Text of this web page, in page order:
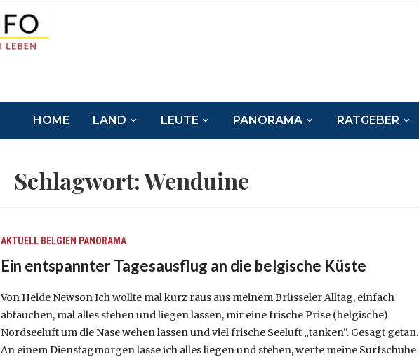
HOME LAND LEUTE PANORAMA RATGEBER
Schlagwort:Wenduine
AKTUELL BELGIEN PANORAMA
Ein entspannter Tagesausflug an die belgische Küste
Von Heide Newson Ich wollte mal kurz raus aus meinem Brüsseler Alltag, einfach
abtauchen, mal alles stehen und liegen lassen, mir eine frische Prise (belgische)
Nordseeluft um die Nase wehen lassen und viel frische Seeluft „tanken“. Gesagt getan.
An einem Dienstagmorgen lasse ich alles liegen und stehen, werfe meine Surfschuhe